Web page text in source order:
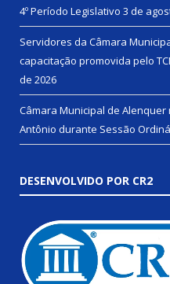
4º Período Legislativo 3 de
Servidores da Câmara
capacitação promovida pelo
de 2026
Câmara Municipal de
Antônio durante Sessão
DESENVOLVIDO POR CR2